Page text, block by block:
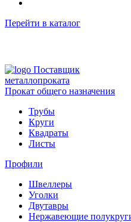
Перейти в каталог
Поставщик
металлопроката
Прокат общего назначения
Трубы
Круги
Квадраты
Листы
Профили
Швеллеры
Уголки
Двутавры
Нержавеющие